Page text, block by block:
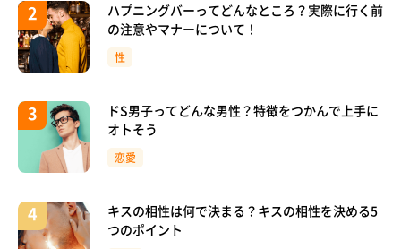
ハプニングバーってどんなところ？実際に行く前
の注意やマナーについて！
性
ドS男子ってどんな男性？特徴をつかんで上手に
オトそう
恋愛
キスの相性は何で決まる？キスの相性を決める5
つのポイント